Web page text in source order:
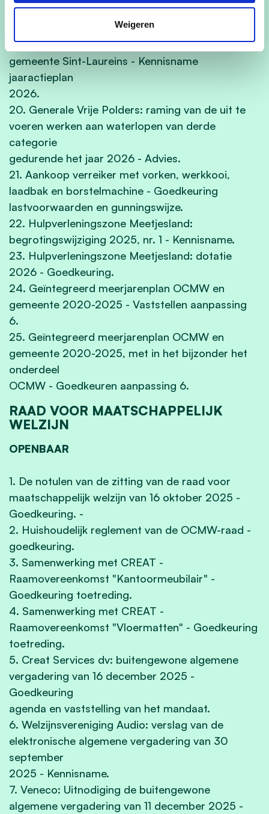
Weigeren
algemene vergadering van 11 december 2025 -
Goedkeuring agenda.
19. Fluvius - Verledding openbare verlichting
gemeente Sint-Laureins - Kennisname
jaaractieplan
2026.
20. Generale Vrije Polders: raming van de uit te
voeren werken aan waterlopen van derde
categorie
gedurende het jaar 2026 - Advies.
21. Aankoop verreiker met vorken, werkkooi,
laadbak en borstelmachine - Goedkeuring
lastvoorwaarden en gunningswijze.
22. Hulpverleningszone Meetjesland:
begrotingswijziging 2025, nr. 1 - Kennisname.
23. Hulpverleningszone Meetjesland: dotatie
2026 - Goedkeuring.
24. Geïntegreerd meerjarenplan OCMW en
gemeente 2020-2025 - Vaststellen aanpassing
6.
25. Geïntegreerd meerjarenplan OCMW en
gemeente 2020-2025, met in het bijzonder het
onderdeel
OCMW - Goedkeuren aanpassing 6.
RAAD VOOR MAATSCHAPPELIJK
WELZIJN
OPENBAAR
1. De notulen van de zitting van de raad voor
maatschappelijk welzijn van 16 oktober 2025 -
Goedkeuring. -
2. Huishoudelijk reglement van de OCMW-raad -
goedkeuring.
3. Samenwerking met CREAT -
Raamovereenkomst "Kantoormeubilair" -
Goedkeuring toetreding.
4. Samenwerking met CREAT -
Raamovereenkomst "Vloermatten" - Goedkeuring
toetreding.
5. Creat Services dv: buitengewone algemene
vergadering van 16 december 2025 -
Goedkeuring
agenda en vaststelling van het mandaat.
6. Welzijnsvereniging Audio: verslag van de
elektronische algemene vergadering van 30
september
2025 - Kennisname.
7. Veneco: Uitnodiging de buitengewone
algemene vergadering van 11 december 2025 -